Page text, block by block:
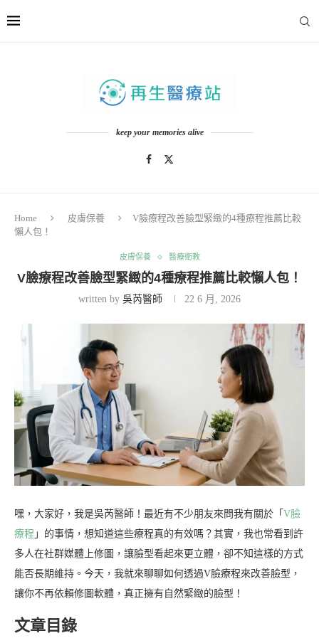
keep your memories alive
Home 皮膚保養
V臉療程改善臉型緊緻的4種療程推薦比較
懶人包！
皮膚保養 醫療衛教
V臉療程改善臉型緊緻的4種療程推薦比較懶人包！
written by 吳芮醫師 22 6 月, 2026
嘿，大家好，我是吳芮醫師！最近有不少朋友來問我有關於「 V臉
療程 」的事情，想知道這些療程真的有效嗎？其實，我也常看到許
多人在社群媒體上修圖，讓臉型看起來更立體，卻不知這樣的方式
能否長期維持。今天，我就來聊聊如何透過V臉療程來改善臉型，
讓你不再依賴修圖軟體，真正擁有自然緊緻的臉型！
文章目錄